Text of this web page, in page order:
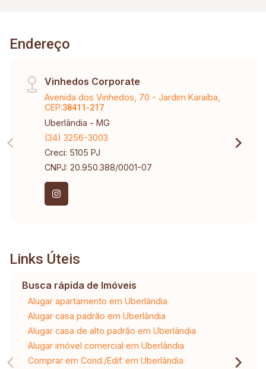
Endereço
Vinhedos Corporate
Avenida dos Vinhedos, 70 - Jardim Karaíba,
CEP:38411-217
Uberlândia - MG
(34) 3256-3003
Creci: 5105 PJ
CNPJ: 20.950.388/0001-07
Links Úteis
Busca rápida de Imóveis
Alugar apartamento em Uberlândia
Alugar casa padrão em Uberlândia
Alugar casa de alto padrão em Uberlândia
Alugar imóvel comercial em Uberlândia
Comprar em Cond./Edif. em Uberlândia